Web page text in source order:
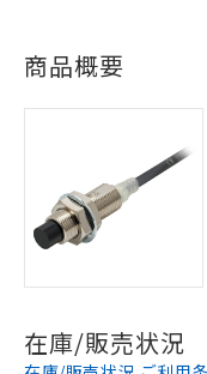
商品概要
在庫/販売状況